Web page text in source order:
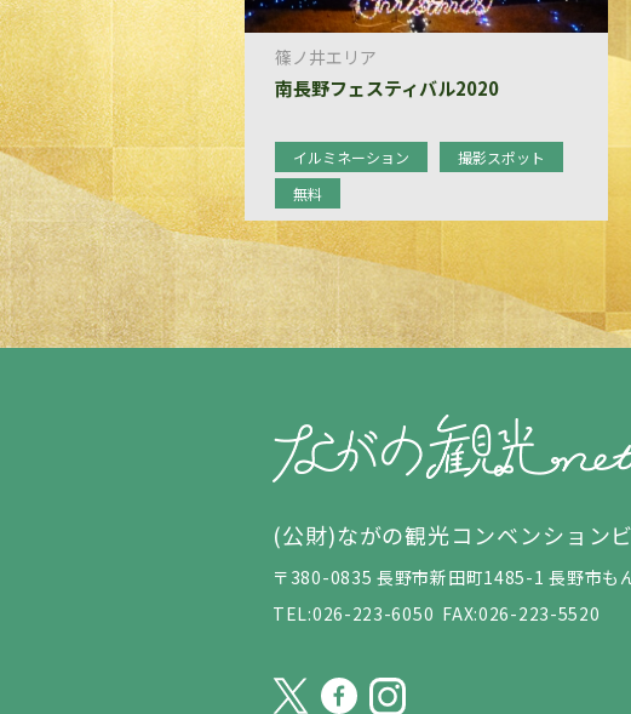
篠ノ井エリア
南長野フェスティバル2020
イルミネーション
撮影スポット
無料
(公財)ながの観光コンベンション
〒380-0835 長野市新田町1485-1 長野市も
TEL:026-223-6050 FAX:026-223-5520